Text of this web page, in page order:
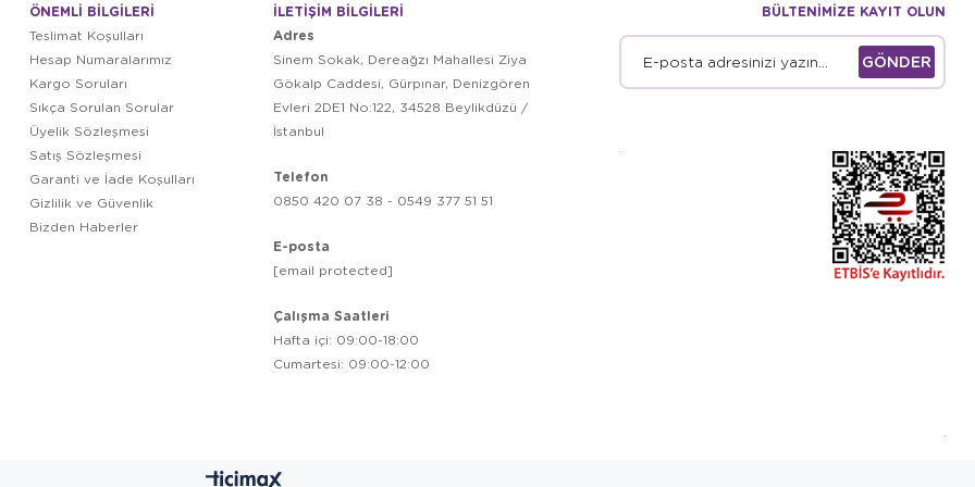
ÖNEMLİ BİLGİLERİ
Teslimat Koşulları
Hesap Numaralarımız
Kargo Soruları
Sıkça Sorulan Sorular
Üyelik Sözleşmesi
Satış Sözleşmesi
Garanti ve İade Koşulları
Gizlilik ve Güvenlik
Bizden Haberler
İLETİŞİM BİLGİLERİ
Adres
Sinem Sokak, Dereağzı Mahallesi Ziya
Gökalp Caddesi, Gürpınar, Denizgören
Evleri 2DE1 No:122, 34528 Beylikdüzü /
İstanbul
Telefon
0850 420 07 38 - 0549 377 51 51
E-posta
[email protected]
Çalışma Saatleri
Hafta içi: 09:00-18:00
Cumartesi: 09:00-12:00
BÜLTENİMİZE KAYIT OLUN
GÖNDER